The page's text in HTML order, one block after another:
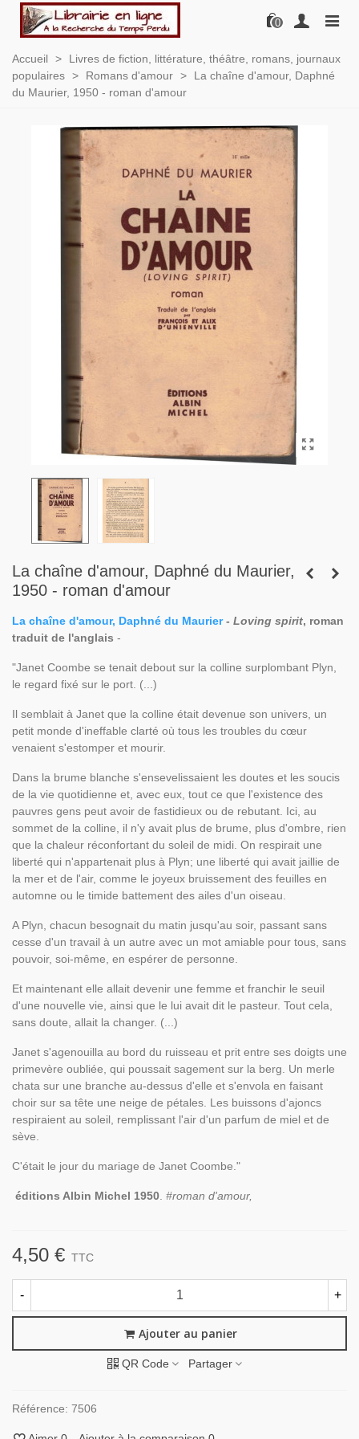
0
Accueil >
Livres de fiction, littérature, théâtre, romans, journaux
populaires > Romans d'amour >
La chaîne d'amour, Daphné
du Maurier, 1950 - roman d'amour
La chaîne d'amour, Daphné du Maurier,
1950 - roman d'amour
La chaîne d'amour, Daphné du Maurier- Loving spirit, roman
traduit de l'anglais -
"Janet Coombe se tenait debout sur la colline surplombant Plyn,
le regard fixé sur le port. (...)
Il semblait à Janet que la colline était devenue son univers, un
petit monde d'ineffable clarté où tous les troubles du cœur
venaient s'estomper et mourir.
Dans la brume blanche s'ensevelissaient les doutes et les soucis
de la vie quotidienne et, avec eux, tout ce que l'existence des
pauvres gens peut avoir de fastidieux ou de rebutant. Ici, au
sommet de la colline, il n'y avait plus de brume, plus d'ombre, rien
que la chaleur réconfortant du soleil de midi. On respirait une
liberté qui n'appartenait plus à Plyn; une liberté qui avait jaillie de
la mer et de l'air, comme le joyeux bruissement des feuilles en
automne ou le timide battement des ailes d'un oiseau.
A Plyn, chacun besognait du matin jusqu'au soir, passant sans
cesse d'un travail à un autre avec un mot amiable pour tous, sans
pouvoir, soi-même, en espérer de personne.
Et maintenant elle allait devenir une femme et franchir le seuil
d'une nouvelle vie, ainsi que le lui avait dit le pasteur. Tout cela,
sans doute, allait la changer. (...)
Janet s'agenouilla au bord du ruisseau et prit entre ses doigts une
primevère oubliée, qui poussait sagement sur la berg. Un merle
chata sur une branche au-dessus d'elle et s'envola en faisant
choir sur sa tête une neige de pétales. Les buissons d'ajoncs
respiraient au soleil, remplissant l'air d'un parfum de miel et de
sève.
C'était le jour du mariage de Janet Coombe."
éditions Albin Michel 1950 #roman d'amour,
4,50 € TTC
- +
Ajouter au panier
QR Code Partager
Référence: 7506